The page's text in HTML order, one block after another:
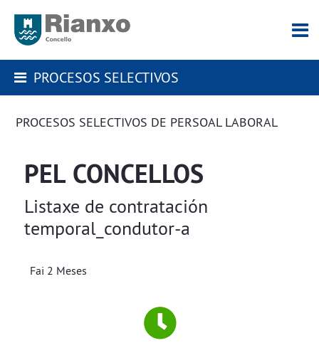
PROCESOS SELECTIVOS
PROCESOS SELECTIVOS DE PERSOAL LABORAL
PEL CONCELLOS
Listaxe de contratación
temporal_condutor-a
Fai 2 Meses